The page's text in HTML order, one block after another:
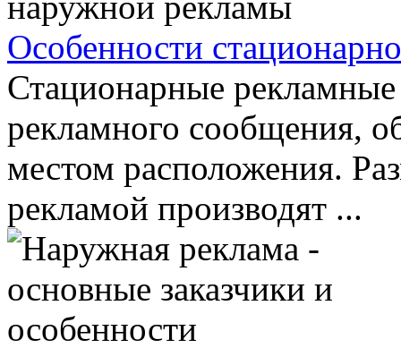
Особенности
Стационарные рекламные
рекламного сообщения,
местом расположения.
рекламой производят ...